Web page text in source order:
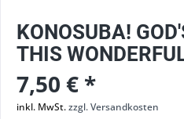
KONOSUBA!
THIS
7,50 € *
inkl. MwSt.zzgl. Versandkosten